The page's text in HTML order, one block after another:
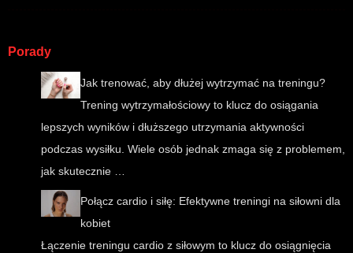
Porady
Jak trenować, aby dłużej wytrzymać na treningu?
Trening wytrzymałościowy to klucz do osiągania
lepszych wyników i dłuższego utrzymania aktywności
podczas wysiłku. Wiele osób jednak zmaga się z problemem,
jak skutecznie …
Połącz cardio i siłę: Efektywne treningi na siłowni dla
kobiet
Łączenie treningu cardio z siłowym to klucz do osiągnięcia